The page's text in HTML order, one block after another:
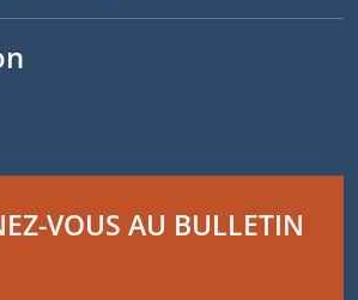
VOUS AU BULLETIN